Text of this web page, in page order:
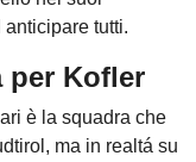
tutti.
per Kofler
è la squadra che
ma in realtá su